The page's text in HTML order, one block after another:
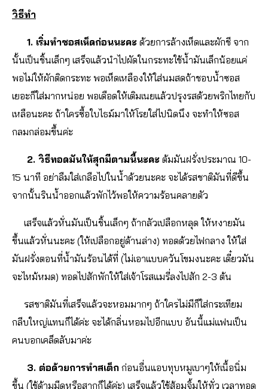
วิธีทำ
1. เริ่มทำซอสเห็ดก่อนนะคะ ด้วยการล้างเห็ดและผักชี จาก
นั้นเป็นชิ้นเล็กๆ เสร็จแล้วนำไปผัดในกระทะใช้น้ำมันเล็กน้อยแค่
พอไม่ให้ผักติดกระทะ พอเห็ดเหลืองให้ใส่นมสดถ้าชอบน้ำซอส
เยอะก็ใส่มากหน่อย พอเดือดให้เติมเนยแล้วปรุงรสด้วยพริกไทยกับ
เหลือนะคะ ถ้าใครซื้อใบไธม์มาให้โรยใส่ไปนิดนึง จะทำให้ซอส
กลมกล่อมขึ้นค่ะ
2. วิธีทอดมันให้สุกมีตามนี้นะคะ ต้มมันฝรั่งประมาณ 10-
15 นาที อย่าลืมใส่เกลือไปในน้ำด้วยนะคะ จะได้รสชาติมันที่ดีขึ้น
จากนั้นรินน้ำออกแล้วพักไว้พอให้ความร้อนคลายตัว
เสร็จแล้วหั่นมันเป็นชิ้นเล็กๆ ถ้ากลัวเปลือกหลุด ให้หงายมัน
ขึ้นแล้วหั่นนะคะ (ให้เปลือกอยู่ด้านล่าง) ทอดด้วยไฟกลาง ให้ใส่
มันฝรั่งตอนที่น้ำมันร้อนได้ที่ (ไม่เอาแบบควันโขมงนะคะ เดี๋ยวมัน
จะไหม้หมด) ทอดไปสักพักให้ใส่เจ้าโรสแมรี่ลงไปสัก 2-3 ต้น
รสชาติมันที่เสร็จแล้วจะหอมมากๆ ถ้าใครไม่มีก็ใส่กระเทียม
กลีบใหญ่แทนก็ได้ค่ะ จะได้กลิ่นหอมไปอีกแบบ อันนี้แม่แฟนเป็น
คนบอกเคล็ดลับมาค่ะ
3. ต่อด้วยการทำสเต็ก ก่อนอื่นแอบทุบหมูเบาๆให้เนื้อนิ่ม
ขึ้น (ใช้ด้ามมีดหรือสากก็ได้ค่ะ) เสร็จแล้วใช้ส้อมจิ้มให้ทั่ว เวลาทอด